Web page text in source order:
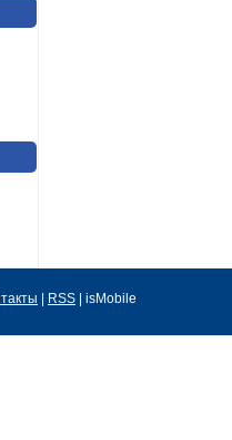
RSS | isMobile